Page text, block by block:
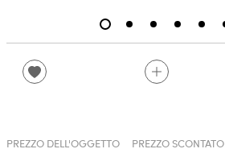
PREZZO DELL'OGGETTO PREZZO SCONTATO